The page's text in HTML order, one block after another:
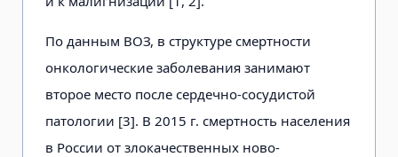
По данным ВОЗ, в структуре смертности
онкологические заболевания занимают
второе место после сердечно-сосудистой
патологии [3]. В 2015 г. смертность населения
в России от злокачественных ново­